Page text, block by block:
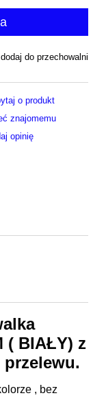
dodaj do przechowalni
o produkt
znajomemu
opinię
( BIAŁY) z
, bez